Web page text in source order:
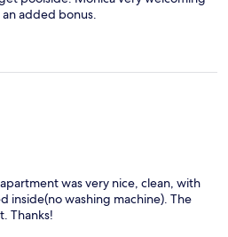
added bonus.
was very nice, clean, with
inside(no washing machine). The
Thanks!